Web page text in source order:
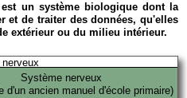
est un système biologique dont la
et de traiter des données, qu'elles
extérieur ou du milieu intérieur.
Système nerveux
d'un ancien manuel d'école primaire)